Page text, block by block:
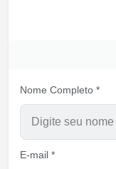
Nome Completo *
E-mail *